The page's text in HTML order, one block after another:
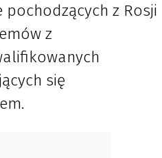
z Rosji
z
się